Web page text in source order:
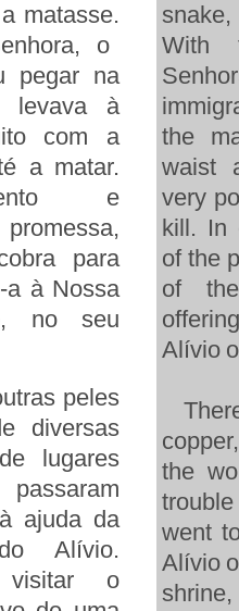
matasse.
o
pegar na
levava à
com a
a matar.
e
para
a à Nossa
no seu
peles
diversas
lugares
ajuda da
Alívio.
visitar o
With
the
waist
very
kill. In
of the
of
Alívio
the
went
Alívio